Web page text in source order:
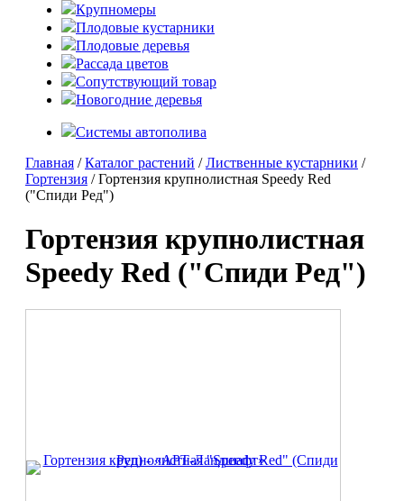
Крупномеры
Плодовые кустарники
Плодовые деревья
Рассада цветов
Сопутствующий товар
Новогодние деревья
Системы автополива
Главная /Каталог растений /Лиственные кустарники /
Гортензия / Гортензия крупнолистная Speedy Red
("Спиди Ред")
Гортензия крупнолистная
Speedy Red ("Спиди Ред")